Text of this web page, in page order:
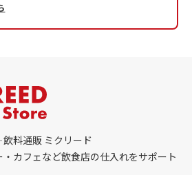
料通販 ミクリード
カフェなど飲食店の仕入れをサポート